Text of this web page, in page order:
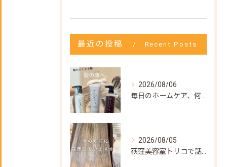
最近の投稿 Recent Posts
2026/08/06
毎日のホームケア、何を使えばいいか迷ってない？🌿
2026/08/05
荻窪美容室トリコで話題の【髪質改善ストレート】✨